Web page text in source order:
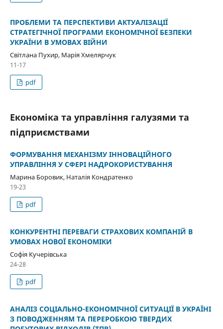
ПРОБЛЕМИ ТА ПЕРСПЕКТИВИ АКТУАЛІЗАЦІЇ
СТРАТЕГІЧНОЇ ПРОГРАМИ ЕКОНОМІЧНОЇ БЕЗПЕКИ
УКРАЇНИ В УМОВАХ ВІЙНИ
Світлана Пухир, Марія Хмелярчук
11-17
pdf
Економіка та управління галузями та
підприємствами
ФОРМУВАННЯ МЕХАНІЗМУ ІННОВАЦІЙНОГО
УПРАВЛІННЯ У СФЕРІ НАДРОКОРИСТУВАННЯ
Марина Боровик, Наталія Кондратенко
19-23
pdf
КОНКУРЕНТНІ ПЕРЕВАГИ СТРАХОВИХ КОМПАНІЙ В
УМОВАХ НОВОЇ ЕКОНОМІКИ
Софія Кучерівська
24-28
pdf
АНАЛІЗ СОЦІАЛЬНО-ЕКОНОМІЧНОЇ СИТУАЦІЇ В УКРАЇНІ
З ПОВОДЖЕННЯМ ТА ПЕРЕРОБКОЮ ТВЕРДИХ